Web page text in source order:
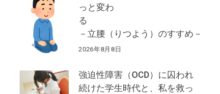
っと変わ
る
－立腰（りつよう）のすすめ－
2026年8月8日
強迫性障害（OCD）に囚われ
続けた学生時代と、私を救っ